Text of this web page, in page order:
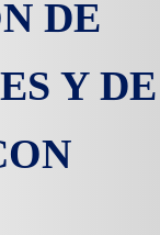
DE
Y DE